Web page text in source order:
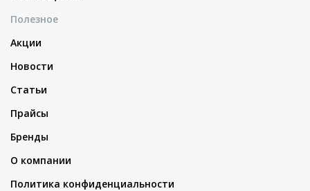
Полезное
Акции
Новости
Статьи
Прайсы
Бренды
О компании
Политика конфиденциальности